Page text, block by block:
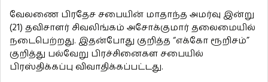
வேலணை பிரதேச சபையின் மாதாந்த அமர்வு இன்று
(21) தவிசாளர் சிவலிங்கம் அசோக்குமார் தலைமையில்
நடைபெற்றது. இதன்போது குறித்த “எக்கோ ரூறிசம்”
குறித்து பல்வேறு பிரச்சினைகள சபையில்
பிரஸ்திக்கப்பு விவாதிக்கப்பட்டது.